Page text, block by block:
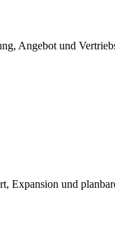
Angebot und
Expansion und